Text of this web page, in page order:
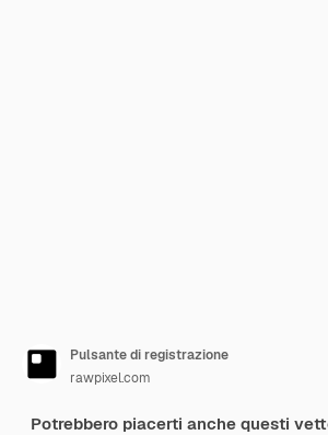
Pulsante di registrazione
rawpixel.com
Potrebbero piacerti anche questi